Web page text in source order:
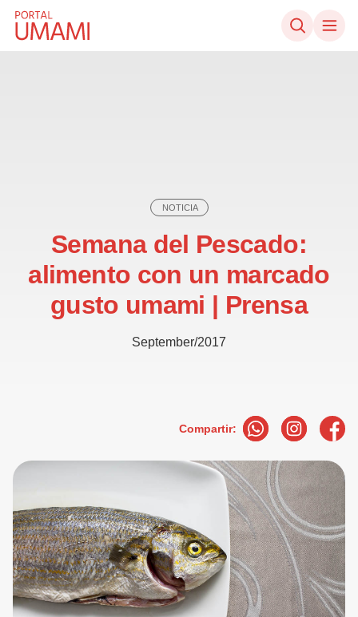
Ir directamente al contenido
NOTICIA
Semana del Pescado:
alimento con un marcado
gusto umami | Prensa
September/2017
Compartir: